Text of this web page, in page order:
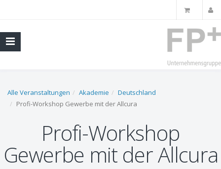
Alle Veranstaltungen Akademie
Deutschland
Profi-Workshop Gewerbe mit der Allcura
Profi-Workshop
Gewerbe mit der Allcura